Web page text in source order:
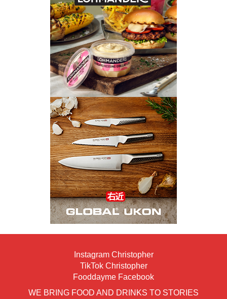
Instagram Christopher
TikTok Christopher
Fooddayme Facebook
WE BRING FOOD AND DRINKS TO STORIES